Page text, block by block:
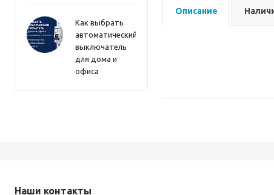
Как выбрать
автоматический
выключатель
для дома и
офиса
Описание
Наши контакты